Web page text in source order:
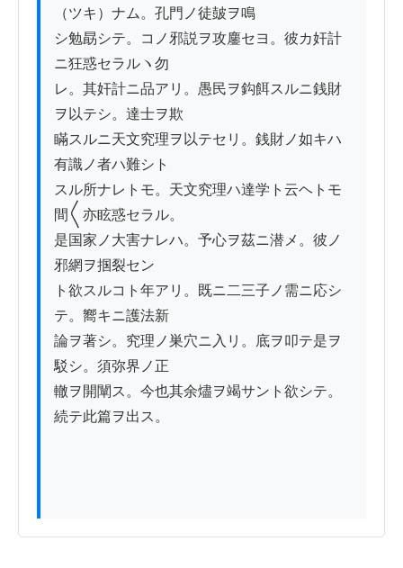
（ツキ）ナム。孔門ノ徒皷ヲ鳴
シ勉勗シテ。コノ邪説ヲ攻鏖セヨ。彼カ奸計
ニ狂惑セラルヽ勿
レ。其奸計ニ品アリ。愚民ヲ鈎餌スルニ銭財
ヲ以テシ。達士ヲ欺
瞞スルニ天文究理ヲ以テセリ。銭財ノ如キハ
有識ノ者ハ難シト
スル所ナレトモ。天文究理ハ達学ト云ヘトモ
間〱亦眩惑セラル。
是国家ノ大害ナレハ。予心ヲ茲ニ潜メ。彼ノ
邪網ヲ掴裂セン
ト欲スルコト年アリ。既ニ二三子ノ需ニ応シ
テ。嚮キニ護法新
論ヲ著シ。究理ノ巣穴ニ入リ。底ヲ叩テ是ヲ
駁シ。須弥界ノ正
轍ヲ開闡ス。今也其余燼ヲ竭サント欲シテ。
続テ此篇ヲ出ス。